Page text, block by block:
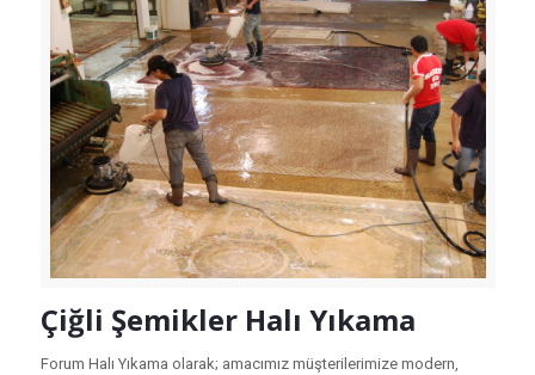
Çiğli Şemikler Halı Yıkama
Forum Halı Yıkama olarak; amacımız müşterilerimize modern,